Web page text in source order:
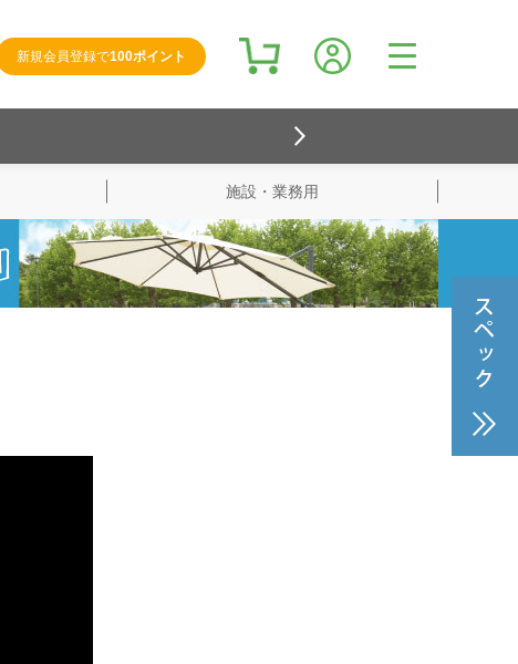
新規会員登録で100ポイント
検索
施設・業務用